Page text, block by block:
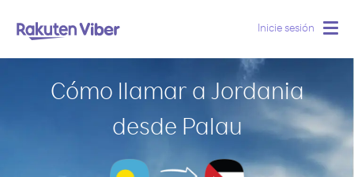
Inicie sesión
Cómo llamar a Jordania
desde Palau